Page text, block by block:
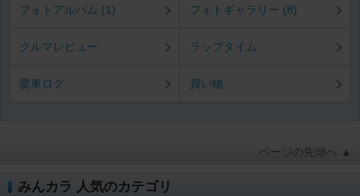
フォトアルバム (1) フォトギャラリー (8)
クルマレビュー ラップタイム
愛車ログ 買い物
ページの先頭へ ▲
みんカラ 人気のカテゴリ